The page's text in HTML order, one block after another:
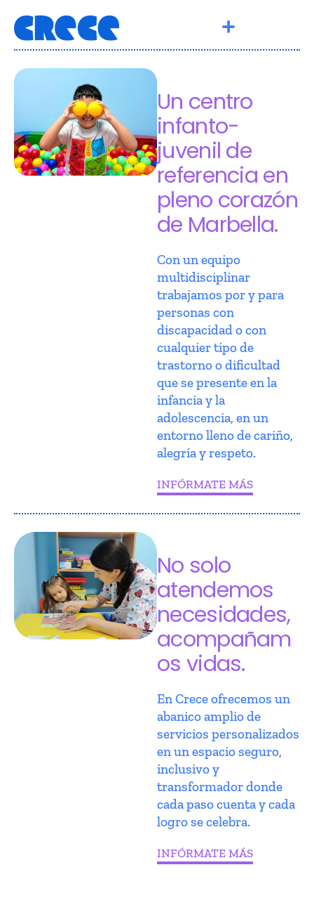
Un centro
infanto-
juvenil de
referencia en
pleno corazón
de Marbella.
Con un equipo
multidisciplinar
trabajamos por y para
personas con
discapacidad o con
cualquier tipo de
trastorno o dificultad
que se presente en la
infancia y la
adolescencia, en un
entorno lleno de cariño,
alegría y respeto.
INFÓRMATE MÁS
No solo
atendemos
necesidades,
acompañam
os vidas.
En Crece ofrecemos un
abanico amplio de
servicios personalizados
en un espacio seguro,
inclusivo y
transformador donde
cada paso cuenta y cada
logro se celebra.
INFÓRMATE MÁS